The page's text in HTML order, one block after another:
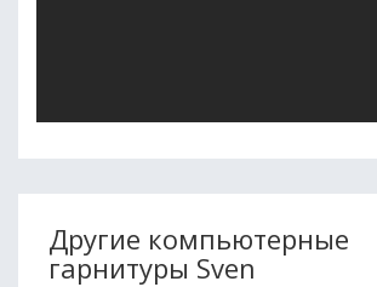
Другие компьютерные
гарнитуры Sven